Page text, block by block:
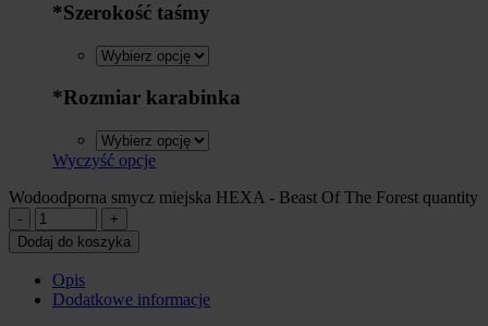
*Szerokość taśmy
*Rozmiar karabinka
Wyczyść opcje
Wodoodporna smycz miejska HEXA - Beast Of The Forest quantity
Dodaj do koszyka
Opis
Dodatkowe informacje